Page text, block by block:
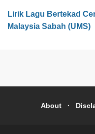
Lirik Lagu Bertekad
Malaysia Sabah (UMS)
About